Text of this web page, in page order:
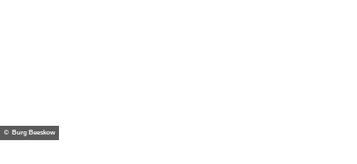
© Burg Beeskow